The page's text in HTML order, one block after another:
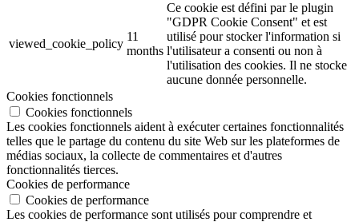
viewed_cookie_policy
11
months
Ce cookie est défini par le plugin
"GDPR Cookie Consent" et est
utilisé pour stocker l'information si
l'utilisateur a consenti ou non à
l'utilisation des cookies. Il ne stocke
aucune donnée personnelle.
Cookies fonctionnels
Cookies fonctionnels
Les cookies fonctionnels aident à exécuter certaines fonctionnalités
telles que le partage du contenu du site Web sur les plateformes de
médias sociaux, la collecte de commentaires et d'autres
fonctionnalités tierces.
Cookies de performance
Cookies de performance
Les cookies de performance sont utilisés pour comprendre et